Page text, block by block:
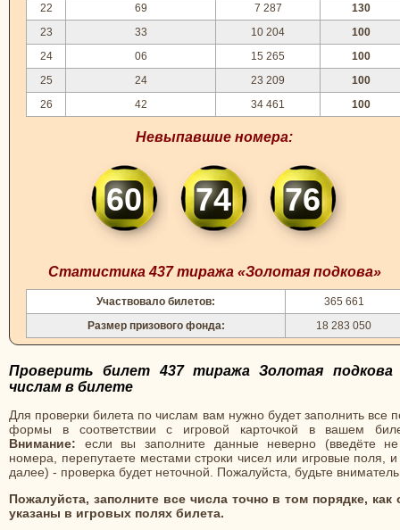
22
69 7 287
130
23
33 10 204
100
24
06 15 265
100
25
24 23 209
100
26
42 34 461 100
Невыпавшие номера:
60 74 76
Статистика 437 тиража «Золотая подкова»
Участвовало билетов:
365 661
Размер призового фонда:
18 283 050
Проверить билет 437 тиража Золотая подкова
числам в билете
Для проверки билета по числам вам нужно будет заполнить все
формы в соответствии с игровой карточкой в вашем
Внимание: если вы заполните данные неверно (введёте
номера, перепутаете местами строки чисел или игровые поля, и
далее) - проверка будет неточной. Пожалуйста, будьте
Пожалуйста, заполните все числа точно в том порядке, как
указаны в игровых полях билета.